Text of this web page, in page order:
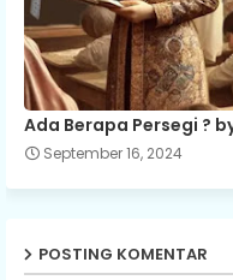
Ada Berapa Persegi ?
September 16, 2024
POSTING KOMENTAR